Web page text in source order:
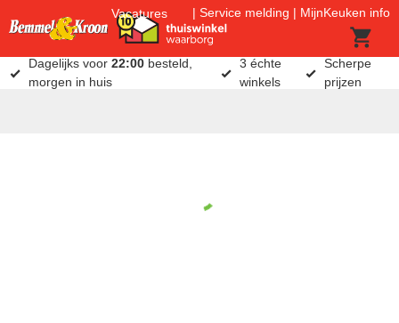
Vacatures Service melding MijnKeuken info
Dagelijks voor22:00 besteld,
morgen in huis
3 échte
winkels
Scherpe
prijzen